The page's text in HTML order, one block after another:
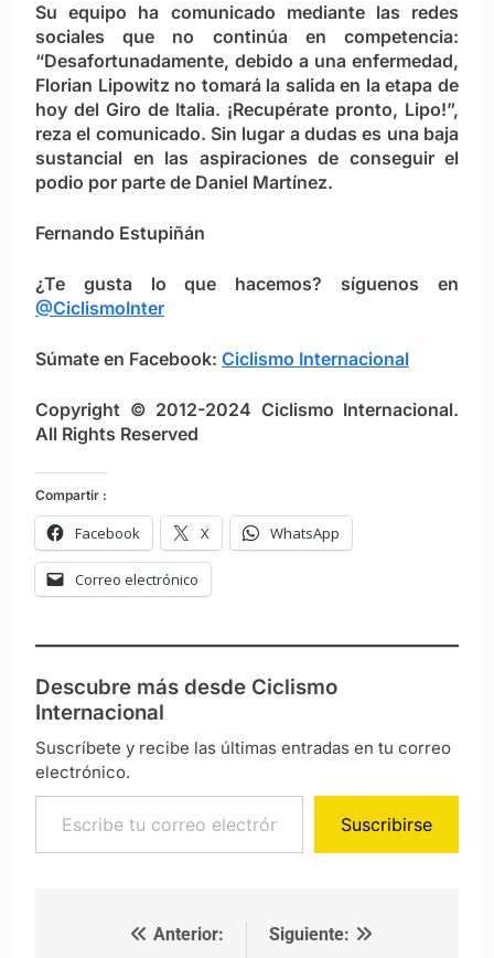
Su equipo ha comunicado mediante las redes
sociales que no continúa en competencia:
“Desafortunadamente, debido a una enfermedad,
Florian Lipowitz no tomará la salida en la etapa de
hoy del Giro de Italia. ¡Recupérate pronto, Lipo!”,
reza el comunicado. Sin lugar a dudas es una baja
sustancial en las aspiraciones de conseguir el
podio por parte de Daniel Martínez.
Fernando Estupiñán
¿Te gusta lo que hacemos? síguenos en
@CiclismoInter
Súmate en Facebook: Ciclismo Internacional
Copyright © 2012-2024 Ciclismo Internacional.
All Rights Reserved
Compartir :
Facebook X WhatsApp
Correo electrónico
Descubre más desde Ciclismo
Internacional
Suscríbete y recibe las últimas entradas en tu correo
electrónico.
Escribe tu correo electrónico…
Suscribirse
Navegación de entradas
Anterior:
Siguiente: